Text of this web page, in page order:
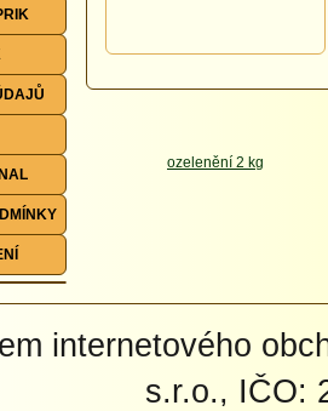
internetového
s.r.o., IČO: